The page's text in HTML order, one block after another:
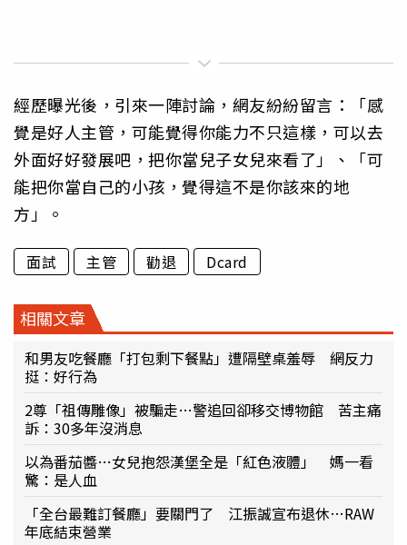
經歷曝光後，引來一陣討論，網友紛紛留言：「感
覺是好人主管，可能覺得你能力不只這樣，可以去
外面好好發展吧，把你當兒子女兒來看了」、「可
能把你當自己的小孩，覺得這不是你該來的地
方」。
面試 主管 勸退 Dcard
相關文章
和男友吃餐廳「打包剩下餐點」遭隔壁桌羞辱 網反力
挺：好行為
2尊「祖傳雕像」被騙走…警追回卻移交博物館 苦主痛
訴：30多年沒消息
以為番茄醬…女兒抱怨漢堡全是「紅色液體」 媽一看
驚：是人血
「全台最難訂餐廳」要關門了 江振誠宣布退休…RAW
年底結束營業